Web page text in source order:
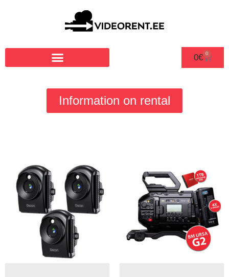
0€ 0
Information on rental